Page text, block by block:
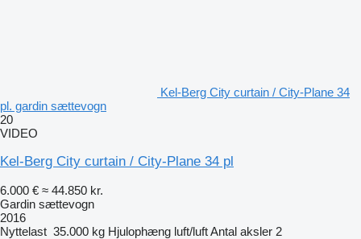
Kel-Berg City curtain / City-Plane 34
pl. gardin sættevogn
20
VIDEO
Kel-Berg City curtain / City-Plane 34 pl
6.000 € ≈ 44.850 kr.
Gardin sættevogn
2016
Nyttelast 35.000 kg Hjulophæng luft/luftAntal aksler 2